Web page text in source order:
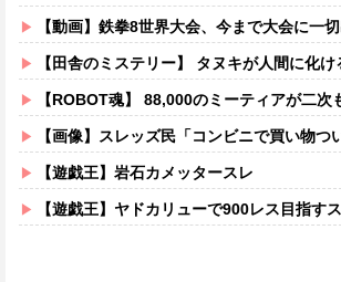
【動画】鉄拳8世界大会、今まで大会に一切出てこなかった誰も知
【田舎のミステリー】 タヌキが人間に化
【ROBOT魂】 88,000のミーティアが二
【画像】スレッズ民「コンビニで買い物つい
【遊戯王】岩石カメッタースレ
【遊戯王】ヤドカリューで900レス目指す